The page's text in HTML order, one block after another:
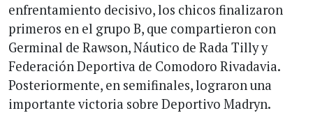
enfrentamiento decisivo, los chicos finalizaron
primeros en el grupo B, que compartieron con
Germinal de Rawson, Náutico de Rada Tilly y
Federación Deportiva de Comodoro Rivadavia.
Posteriormente, en semifinales, lograron una
importante victoria sobre Deportivo Madryn.